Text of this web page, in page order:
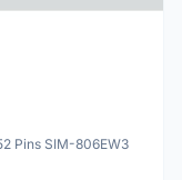
Pins SIM-806EW3